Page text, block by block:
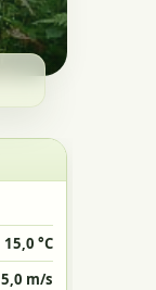
15,0 °C
5,0 m/s